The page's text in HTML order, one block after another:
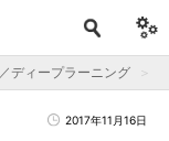
ディープラーニング
2017年11月16日